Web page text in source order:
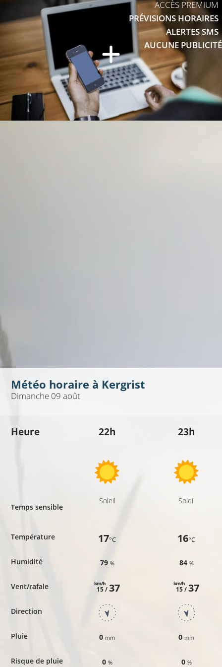
ACCÈS PREMIUM
PRÉVISIONS HORAIRES
ALERTES SMS
AUCUNE PUBLICITÉ
Météo horaire à Kergrist
Dimanche 09 août
Heure
Temps sensible
Température
Humidité
Vent/rafale
Direction
Pluie
Risque de pluie
22h
Soleil
17°C
79 %
15 /
km/h 37
0 mm
0 %
23h
Soleil
16°C
84 %
15 /
km/h 37
0 mm
0 %